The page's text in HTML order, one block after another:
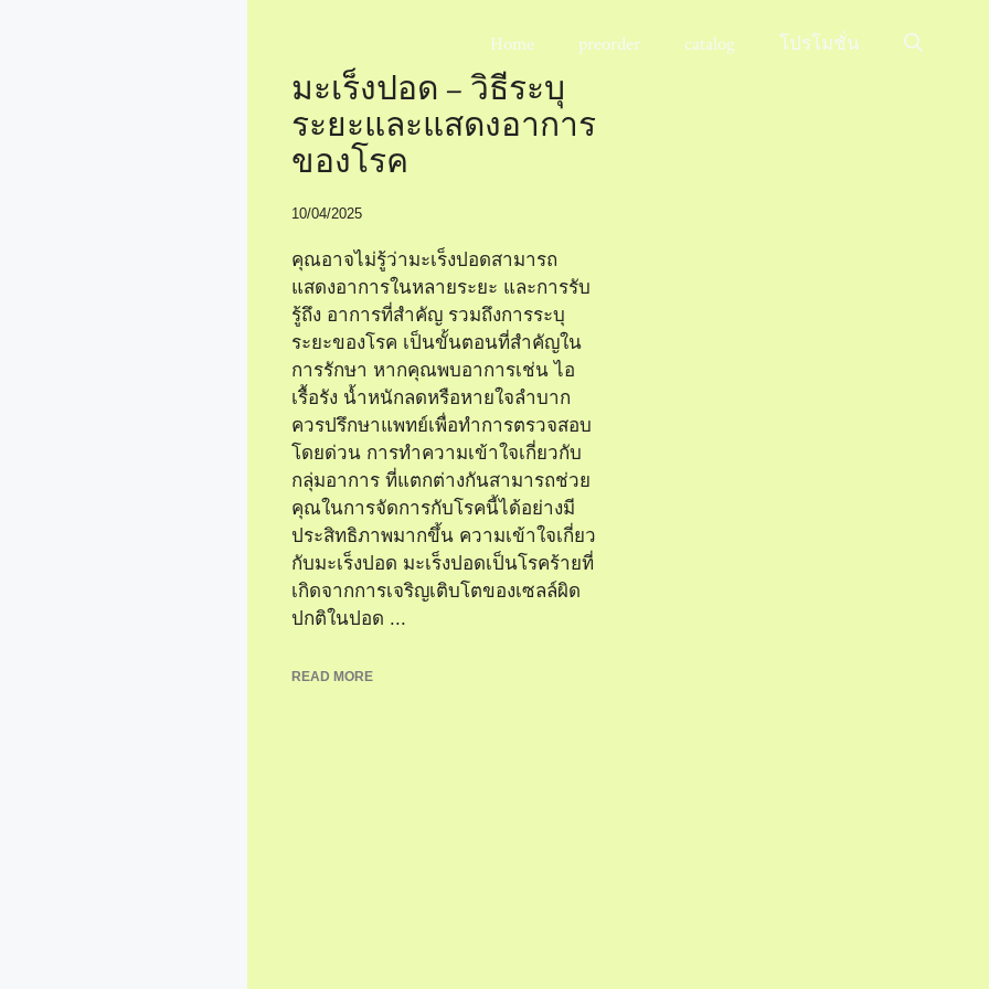
Home preorder catalog โปรโมชั่น
มะเร็งปอด – วิธีระบุ
ระยะและแสดงอาการ
ของโรค
10/04/2025
คุณอาจไม่รู้ว่ามะเร็งปอดสามารถ
แสดงอาการในหลายระยะ และการรับ
รู้ถึง อาการที่สำคัญ รวมถึงการระบุ
ระยะของโรค เป็นขั้นตอนที่สำคัญใน
การรักษา หากคุณพบอาการเช่น ไอ
เรื้อรัง น้ำหนักลดหรือหายใจลำบาก
ควรปรึกษาแพทย์เพื่อทำการตรวจสอบ
โดยด่วน การทำความเข้าใจเกี่ยวกับ
กลุ่มอาการ ที่แตกต่างกันสามารถช่วย
คุณในการจัดการกับโรคนี้ได้อย่างมี
ประสิทธิภาพมากขึ้น ความเข้าใจเกี่ยว
กับมะเร็งปอด มะเร็งปอดเป็นโรคร้ายที่
เกิดจากการเจริญเติบโตของเซลล์ผิด
ปกติในปอด ...
READ MORE